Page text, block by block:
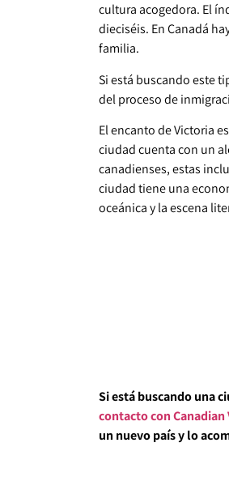
cultura acogedora. El
dieciséis. En Canadá
familia.
Si está buscando este
del proceso de
El encanto de Victoria
ciudad cuenta con un
canadienses, estas
ciudad tiene una
oceánica y la escena
Si está buscando una
contacto con Canadian
un nuevo país y lo